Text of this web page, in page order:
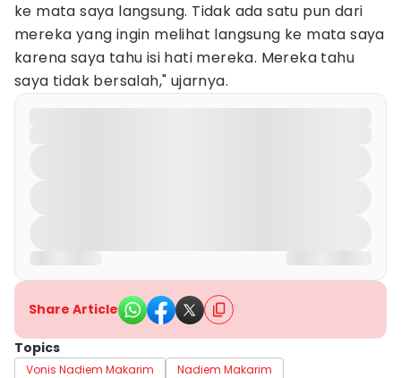
ke mata saya langsung. Tidak ada satu pun dari
mereka yang ingin melihat langsung ke mata saya
karena saya tahu isi hati mereka. Mereka tahu
saya tidak bersalah," ujarnya.
Share Article
Topics
Vonis Nadiem Makarim
Nadiem Makarim